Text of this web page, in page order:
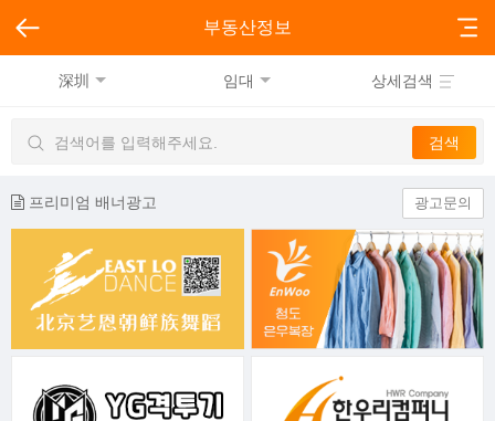
부동산정보
深圳 임대 상세검색
프리미엄 배너광고 광고문의